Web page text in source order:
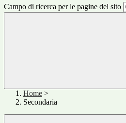
Campo di ricerca per le pagine del sito
Home >
Secondaria